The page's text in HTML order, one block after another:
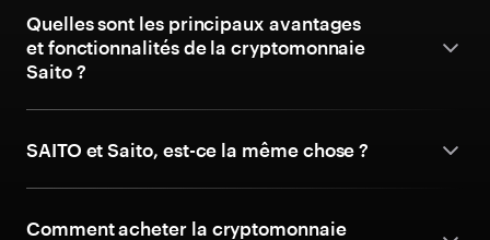
Quelles sont les principaux avantages
et fonctionnalités de la cryptomonnaie
Saito ?
SAITO et Saito, est-ce la même chose ?
Comment acheter la cryptomonnaie